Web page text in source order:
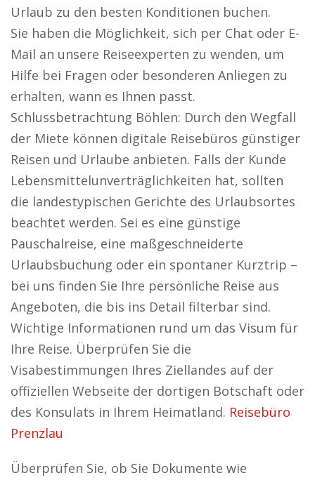
Urlaub zu den besten Konditionen buchen.
Sie haben die Möglichkeit, sich per Chat oder E-
Mail an unsere Reiseexperten zu wenden, um
Hilfe bei Fragen oder besonderen Anliegen zu
erhalten, wann es Ihnen passt.
Schlussbetrachtung Böhlen: Durch den Wegfall
der Miete können digitale Reisebüros günstiger
Reisen und Urlaube anbieten. Falls der Kunde
Lebensmittelunverträglichkeiten hat, sollten
die landestypischen Gerichte des Urlaubsortes
beachtet werden. Sei es eine günstige
Pauschalreise, eine maßgeschneiderte
Urlaubsbuchung oder ein spontaner Kurztrip –
bei uns finden Sie Ihre persönliche Reise aus
Angeboten, die bis ins Detail filterbar sind.
Wichtige Informationen rund um das Visum für
Ihre Reise. Überprüfen Sie die
Visabestimmungen Ihres Ziellandes auf der
offiziellen Webseite der dortigen Botschaft oder
des Konsulats in Ihrem Heimatland. Reisebüro
Prenzlau
Überprüfen Sie, ob Sie Dokumente wie